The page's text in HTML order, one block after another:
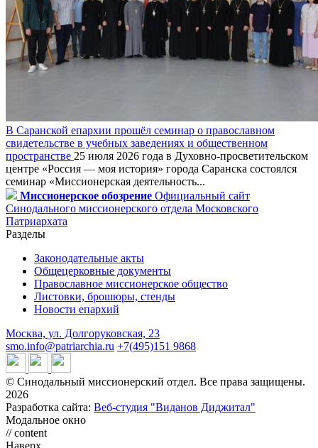
В Саранской епархии прошёл семинар о православном
свидетельстве в учебных заведениях и общественном
пространстве 25 июля 2026 года в Духовно-просветительском
центре «Россия — моя история» города Саранска состоялся
семинар «Миссионерская деятельность...
Миссионерское обозрение Официальный сайт
Синодального миссионерского отдела Московского
Патриархата
Разделы
Законодательные акты
Общецерковные документы
Православное миссионерское общество
Листовки, брошюры, стенды
Новости епархий
Москва, ул. Долгоруковская, 23
smo.info@patriarchia.ru +7(495)151 9868
© Синодальный миссионерский отдел. Все права защищены.
2026
Разработка сайта: Веб-студия "Виданов Диджитал"
Модальное окно
// content
Наверх